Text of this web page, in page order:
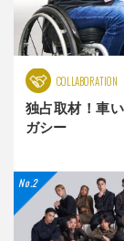
COLLABORATION
独占取材！車
ガシー